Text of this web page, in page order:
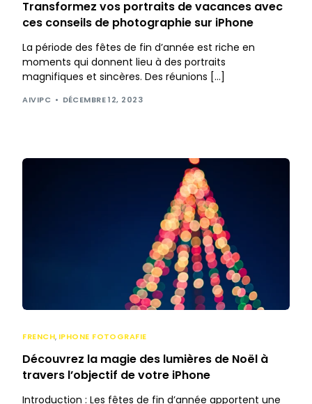
Transformez vos portraits de vacances avec
ces conseils de photographie sur iPhone
La période des fêtes de fin d’année est riche en
moments qui donnent lieu à des portraits
magnifiques et sincères. Des réunions […]
AIVIPC DÉCEMBRE 12, 2023
FRENCH, IPHONE FOTOGRAFIE
Découvrez la magie des lumières de Noël à
travers l’objectif de votre iPhone
Introduction : Les fêtes de fin d’année apportent une